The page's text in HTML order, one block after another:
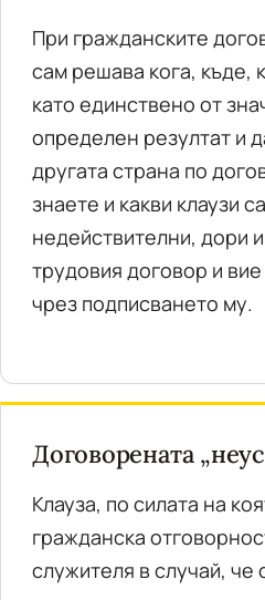
При гражданските
сам решава кога, къде,
като единствено от
определен резултат и
другата страна по
знаете и какви клаузи
недействителни, дори
трудовия договор и
чрез подписването му.
Договорената
Клауза, по силата на
гражданска
служителя в случай, че